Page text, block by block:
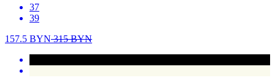
37
39
157.5 BYN315BYN